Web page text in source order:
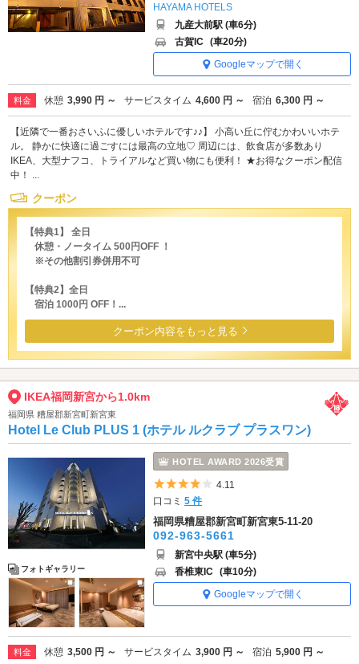
HAYAMA HOTELS
九産大前駅 (車6分)
古賀IC (車20分)
Googleマップで開く
料金 休憩 3,990 円 ～ サービスタイム 4,600 円 ～ 宿泊 6,300 円 ～
【近隣で一番おさいふに優しいホテルです♪♪】 小高い丘に佇むかわいいホテ
ル。 静かに快適に過ごすには最高の立地♡ 周辺には、飲食店が多数あり
IKEA、大型ナフコ、トライアルなど買い物にも便利！ ★お得なクーポン配信
中！ ...
クーポン
【特典1】 全日
休憩・ノータイム 500円OFF ！
※その他割引券併用不可
【特典2】全日
宿泊 1000円 OFF！...
クーポン内容をもっと見る
IKEA福岡新宮から1.0km
福岡県 糟屋郡新宮町新宮東
Hotel Le Club PLUS 1 (ホテル ルクラブ プラスワン)
フォトギャラリー
HOTEL AWARD 2026受賞
5つ星のうち4
4.11
口コミ5 件
福岡県糟屋郡新宮町新宮東5-11-20
092-963-5661
新宮中央駅 (車5分)
香椎東IC (車10分)
Googleマップで開く
料金 休憩 3,500 円 ～ サービスタイム 3,900 円 ～ 宿泊 5,900 円 ～